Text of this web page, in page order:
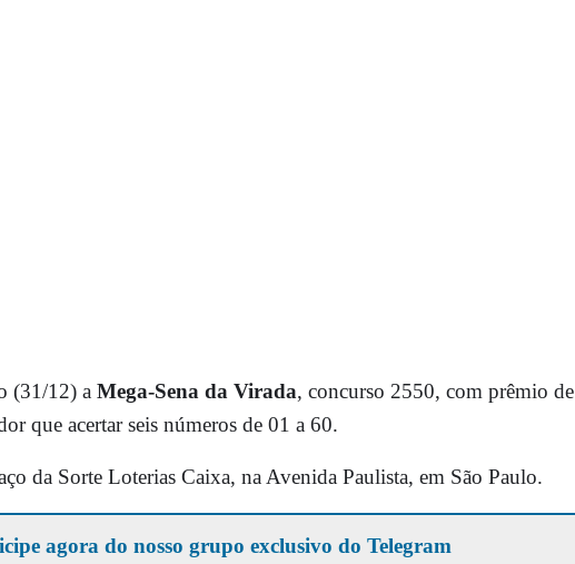
(31/12) a Mega-Sena da Virada, concurso 2550, com prêmio de
que acertar seis números de 01 a 60.
da Sorte Loterias Caixa, na Avenida Paulista, em São Paulo.
agora do nosso grupo exclusivo do Telegram